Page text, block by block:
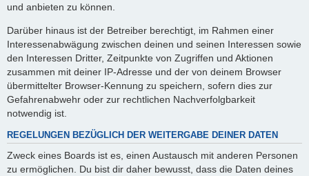
und anbieten zu können.
Darüber hinaus ist der Betreiber berechtigt, im Rahmen einer
Interessenabwägung zwischen deinen und seinen Interessen sowie
den Interessen Dritter, Zeitpunkte von Zugriffen und Aktionen
zusammen mit deiner IP-Adresse und der von deinem Browser
übermittelter Browser-Kennung zu speichern, sofern dies zur
Gefahrenabwehr oder zur rechtlichen Nachverfolgbarkeit
notwendig ist.
REGELUNGEN BEZÜGLICH DER WEITERGABE DEINER DATEN
Zweck eines Boards ist es, einen Austausch mit anderen Personen
zu ermöglichen. Du bist dir daher bewusst, dass die Daten deines